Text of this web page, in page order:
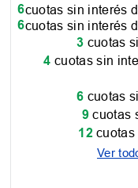
6cuotas sin interés
6cuotas sin interés
3 cuotas
4 cuotas sin
6 cuotas
9 cuotas
12
Ver